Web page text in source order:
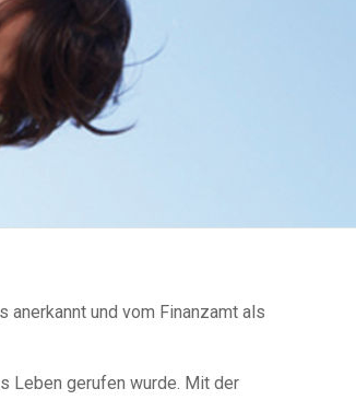
und vom Finanzamt als
Leben gerufen wurde. Mit der